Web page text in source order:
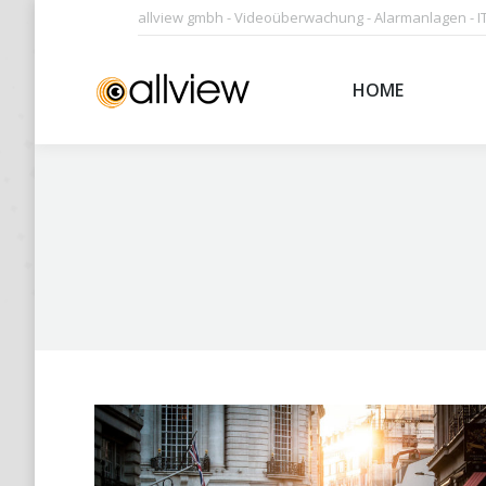
allview gmbh - Videoüberwachung - Alarmanlagen -
HOME
HOME